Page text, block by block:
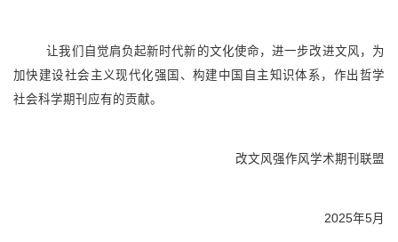
让我们自觉肩负起新时代新的文化使命，进一步改进文风，为
加快建设社会主义现代化强国、构建中国自主知识体系，作出哲学
社会科学期刊应有的贡献。
改文风强作风学术期刊联盟
2025年5月